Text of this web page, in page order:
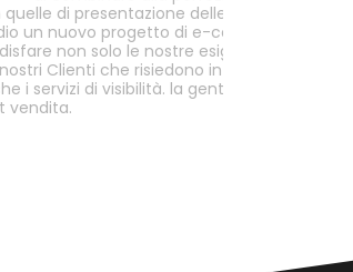
quelle di presentazione delle nostre
un nuovo progetto di e-commerce
non solo le nostre esigenze ma
Clienti che risiedono in tutto il mondo.
i servizi di visibilità. la gentilezza e la
vendita.